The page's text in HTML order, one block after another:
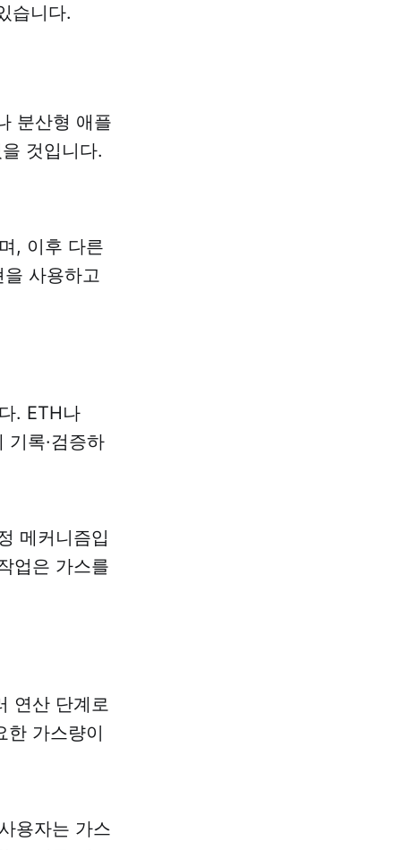
습니다.
분산형 애플
것입니다.
, 이후 다른
사용하고
. ETH나
록·검증하
메커니즘입
업은 가스를
연산 단계로
한 가스량이
용자는 가스